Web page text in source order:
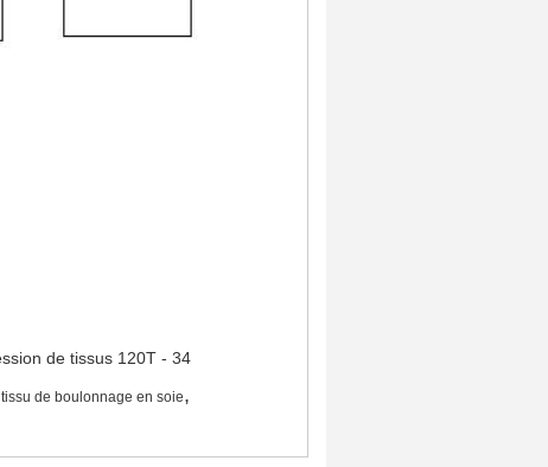
tissu de boulonnage en soie,